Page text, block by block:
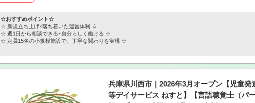
☆おすすめポイント☆
☆ 新規立ち上げ×落ち着いた運営体制 ☆
☆ 週1日から相談できる+自分らしく働ける ☆
☆ 定員15名の小規模施設で、丁寧な関わりを実現 ☆
兵庫県川西市｜2026年3月オープン【児童発
等デイサービス ねすと】【言語聴覚士（パ